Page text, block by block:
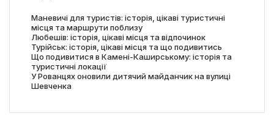
Маневичі для туристів: історія, цікаві туристичні
місця та маршрути поблизу
Любешів: історія, цікаві місця та відпочинок
Турійськ: історія, цікаві місця та що подивитись
Що подивитися в Камені-Каширському: історія та
туристичні локації
У Рованцях оновили дитячий майданчик на вулиці
Шевченка